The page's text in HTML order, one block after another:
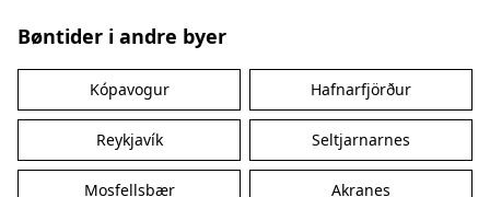
Bøntider i andre byer
Kópavogur Hafnarfjörður
Reykjavík Seltjarnarnes
Mosfellsbær Akranes